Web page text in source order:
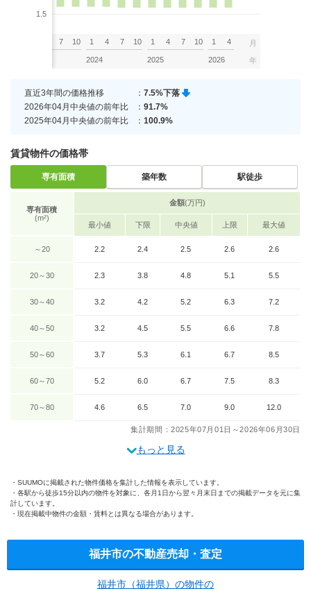
1.5
7 10 1 4 7 10
2024
1 4 7 10
2025
1 4
2026
月
年
直近3年間の価格推移 ： 7.5%下落
2026年04月中央値の前年比
： 91.7%
2025年04月中央値の前年比
： 100.9%
賃貸物件の価格帯
専有面積 築年数 駅徒歩
専有面積
(m²)
金額(万円)
最小値 下限 中央値 上限 最大値
～20 2.2 2.4 2.5 2.6 2.6
20～30 2.3 3.8 4.8 5.1 5.5
30～40 3.2 4.2 5.2 6.3 7.2
40～50 3.2 4.5 5.5 6.6 7.8
50～60 3.7 5.3 6.1 6.7 8.5
60～70 5.2 6.0 6.7 7.5 8.3
70～80 4.6 6.5 7.0 9.0 12.0
集計期間：2025年07月01日～2026年06月30日
もっと見る
SUUMOに掲載された物件価格を集計した情報を表示しています。
各駅から徒歩15分以内の物件を対象に、各月1日から翌々月末日までの掲載データを元に集
計しています。
現在掲載中物件の金額・賃料とは異なる場合があります。
福井市の不動産売却・査定
福井市（福井県）の物件の